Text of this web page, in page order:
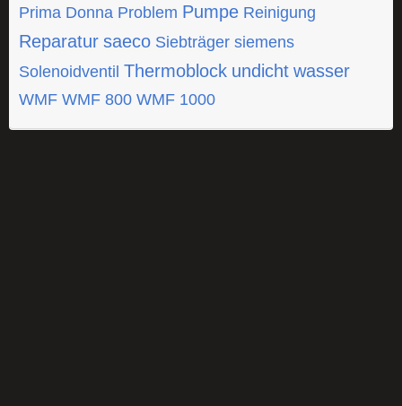
Prima Donna Problem Pumpe Reinigung
Reparatur saeco Siebträger siemens
Solenoidventil Thermoblock undicht wasser
WMF WMF 800 WMF 1000